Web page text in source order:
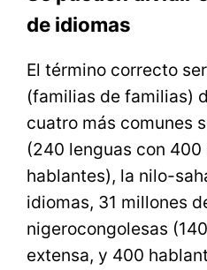
de idiomas
El término correcto
(familias de familias)
cuatro más comunes
(240 lenguas con
hablantes), la nilo-
idiomas, 31 millones
nigerocongolesas
extensa, y 400